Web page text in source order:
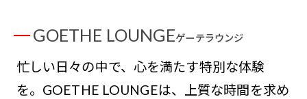
GOETHE LOUNGEゲーテラウンジ
忙しい日々の中で、心を満たす特別な体験
を。GOETHE LOUNGEは、上質な時間を求め